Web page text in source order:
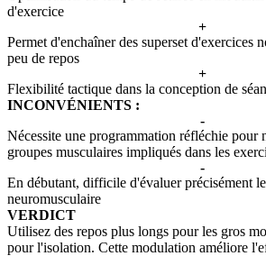
d'exercice
+
Permet d'enchaîner des superset d'exercices
peu de repos
+
Flexibilité tactique dans la conception de
INCONVÉNIENTS :
-
Nécessite une programmation réfléchie pour
groupes musculaires impliqués dans les
-
En débutant, difficile d'évaluer précisément
neuromusculaire
VERDICT
Utilisez des repos plus longs pour les gros
pour l'isolation. Cette modulation améliore